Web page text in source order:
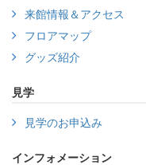
来館情報＆アクセス
フロアマップ
グッズ紹介
見学
見学のお申込み
インフォメーション